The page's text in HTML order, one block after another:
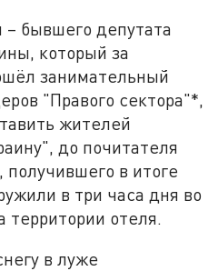
бывшего депутата
который за
занимательный
"Правого сектора"*,
жителей
до почитателя
получившего в итоге
в три часа дня во
территории отеля.
в луже